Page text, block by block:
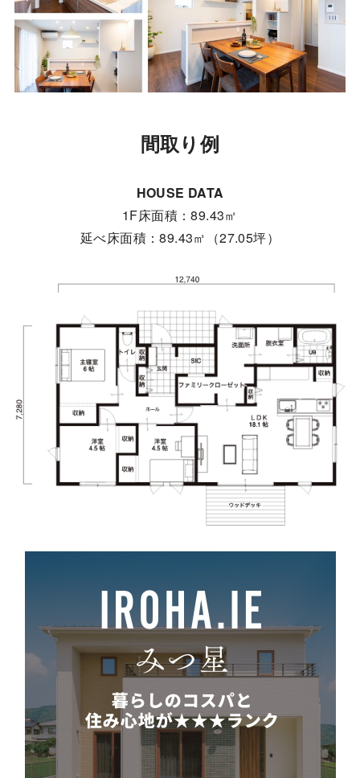
間取り例
HOUSE DATA
1F床面積：89.43㎡
延べ床面積：89.43㎡（27.05坪）